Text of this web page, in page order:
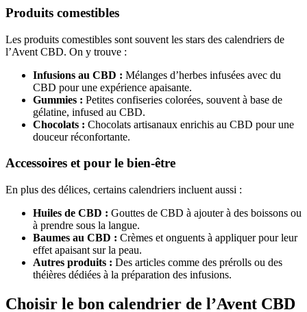
Produits comestibles
Les produits comestibles sont souvent les stars des calendriers de
l’Avent CBD. On y trouve :
Infusions au CBD : Mélanges d’herbes infusées avec du
CBD pour une expérience apaisante.
Gummies : Petites confiseries colorées, souvent à base de
gélatine, infused au CBD.
Chocolats : Chocolats artisanaux enrichis au CBD pour une
douceur réconfortante.
Accessoires et pour le bien-être
En plus des délices, certains calendriers incluent aussi :
Huiles de CBD : Gouttes de CBD à ajouter à des boissons ou
à prendre sous la langue.
Baumes au CBD : Crèmes et onguents à appliquer pour leur
effet apaisant sur la peau.
Autres produits : Des articles comme des prérolls ou des
théières dédiées à la préparation des infusions.
Choisir le bon calendrier de l’Avent CBD